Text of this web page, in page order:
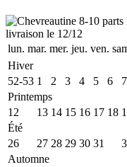
lun. mar. mer. jeu. ven.
Hiver
52-53 1 2 3 4 5 6 7
Printemps
12
13 14 15 16 17 18
Été
26
27 28 29 30 31
Automne